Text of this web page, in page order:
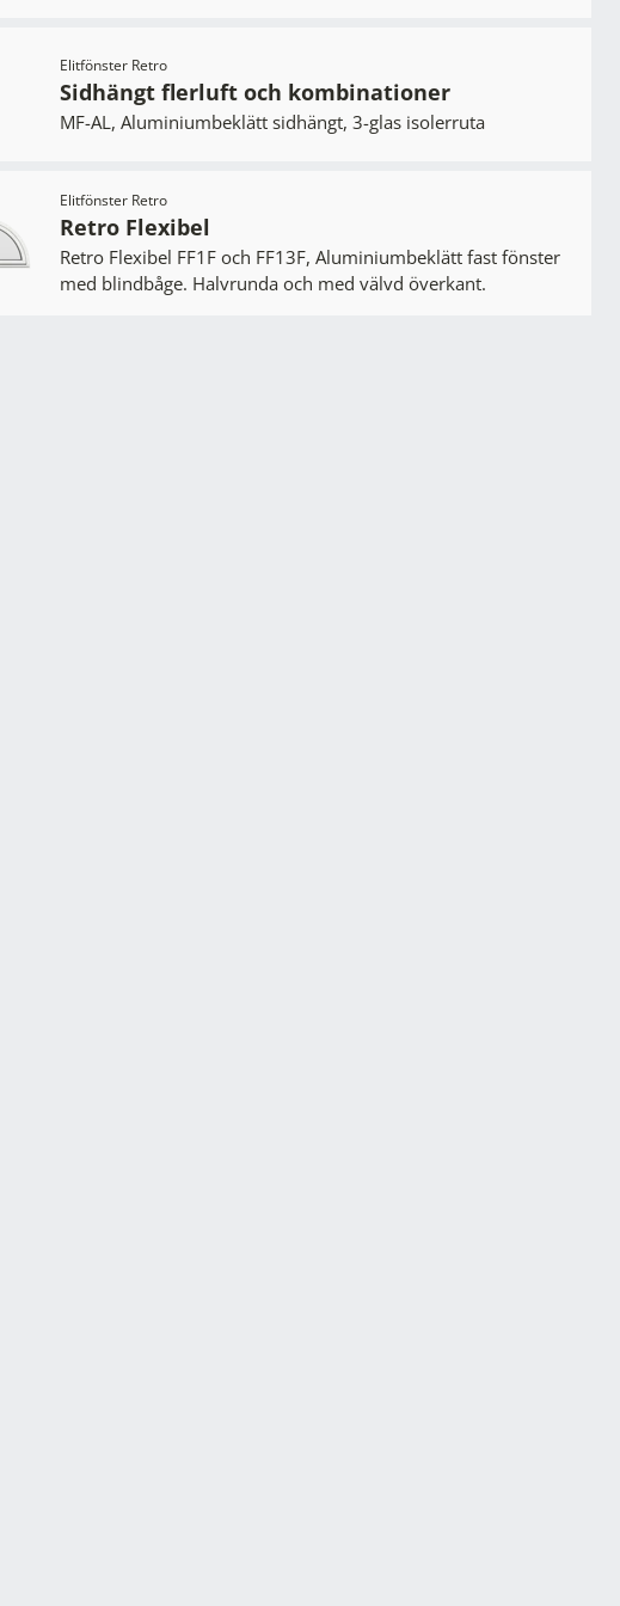
katalogen
till nya
sitt hus i
från
husets
sina bästa
husvisning de
ett stort fönster
passar inte alltid en sekelskiftesvilla –
därför ett stort produktutbud för att
Elitfönster Retro
Sidhängt flerluft och kombinationer
MF-AL, Aluminiumbeklätt sidhängt, 3-glas isolerruta
Elitfönster Retro
Retro Flexibel
Retro Flexibel FF1F och FF13F, Aluminiumbeklätt fast fönster
med blindbåge. Halvrunda och med välvd överkant.